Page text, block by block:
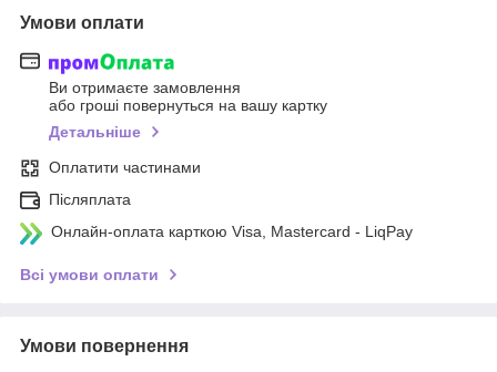
Умови оплати
Ви отримаєте замовлення
або гроші повернуться на вашу картку
Детальніше
Оплатити частинами
Післяплата
Онлайн-оплата карткою Visa, Mastercard - LiqPay
Всі умови оплати
Умови повернення